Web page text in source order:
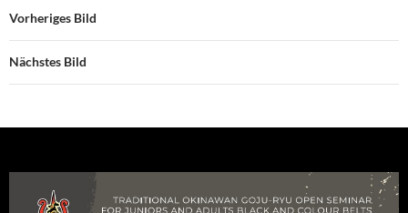
Vorheriges Bild
Nächstes Bild